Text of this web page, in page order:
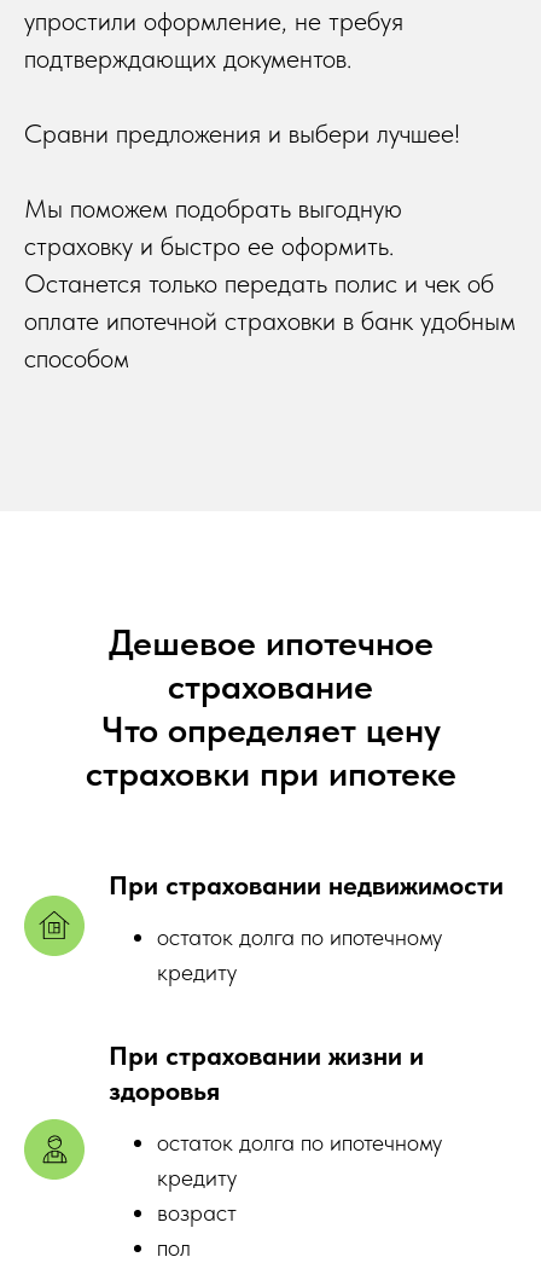
упростили оформление, не требуя
подтверждающих документов.
Сравни предложения и выбери лучшее!
Мы поможем подобрать выгодную
страховку и быстро ее оформить.
Останется только передать полис и чек об
оплате ипотечной страховки в банк удобным
способом
Дешевое ипотечное
страхование
Что определяет цену
страховки при ипотеке
При страховании недвижимости
остаток долга по ипотечному
кредиту
При страховании жизни и
здоровья
остаток долга по ипотечному
кредиту
возраст
пол